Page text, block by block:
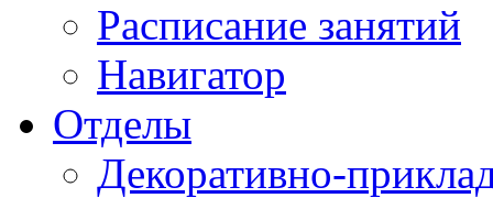
Расписание занятий
Навигатор
Отделы
Декоративно-